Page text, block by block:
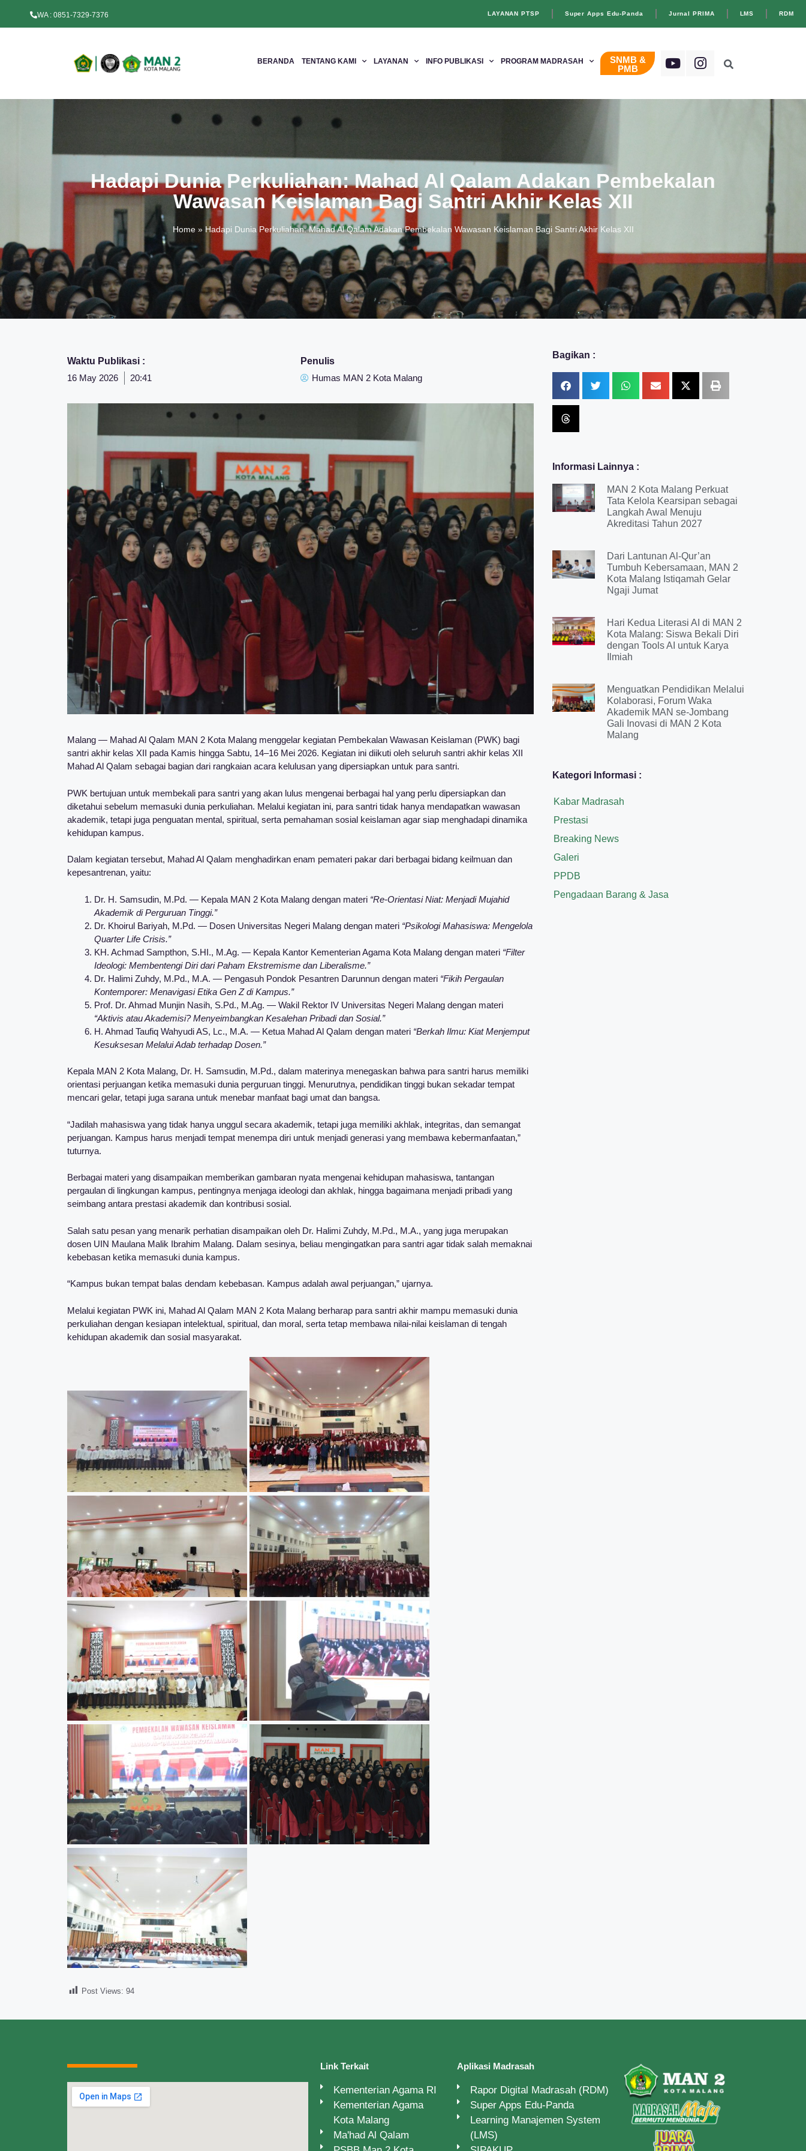
WA : 0851-7329-7376 LAYANAN PTSP Super Apps Edu-Panda Jurnal PRIMA LMS RDM
BERANDA TENTANG KAMI LAYANAN INFO PUBLIKASI PROGRAM MADRASAH
SNMB &
PMB
Hadapi Dunia Perkuliahan: Mahad Al Qalam Adakan Pembekalan
Wawasan Keislaman Bagi Santri Akhir Kelas XII
Home» Hadapi Dunia Perkuliahan: Mahad Al Qalam Adakan Pembekalan Wawasan Keislaman Bagi Santri Akhir Kelas XII
Waktu Publikasi :
16 May 2026
20:41
Penulis
Humas MAN 2 Kota Malang
Malang — Mahad Al Qalam MAN 2 Kota Malang menggelar kegiatan Pembekalan Wawasan Keislaman (PWK) bagi
santri akhir kelas XII pada Kamis hingga Sabtu, 14–16 Mei 2026. Kegiatan ini diikuti oleh seluruh santri akhir kelas XII
Mahad Al Qalam sebagai bagian dari rangkaian acara kelulusan yang dipersiapkan untuk para santri.
PWK bertujuan untuk membekali para santri yang akan lulus mengenai berbagai hal yang perlu dipersiapkan dan
diketahui sebelum memasuki dunia perkuliahan. Melalui kegiatan ini, para santri tidak hanya mendapatkan wawasan
akademik, tetapi juga penguatan mental, spiritual, serta pemahaman sosial keislaman agar siap menghadapi dinamika
kehidupan kampus.
Dalam kegiatan tersebut, Mahad Al Qalam menghadirkan enam pemateri pakar dari berbagai bidang keilmuan dan
kepesantrenan, yaitu:
Dr. H. Samsudin, M.Pd. — Kepala MAN 2 Kota Malang dengan materi “Re-Orientasi Niat: Menjadi Mujahid
Akademik di Perguruan Tinggi.”
Dr. Khoirul Bariyah, M.Pd. — Dosen Universitas Negeri Malang dengan materi “Psikologi Mahasiswa: Mengelola
Quarter Life Crisis.”
KH. Achmad Sampthon, S.HI., M.Ag. — Kepala Kantor Kementerian Agama Kota Malang dengan materi “Filter
Ideologi: Membentengi Diri dari Paham Ekstremisme dan Liberalisme.”
Dr. Halimi Zuhdy, M.Pd., M.A. — Pengasuh Pondok Pesantren Darunnun dengan materi “Fikih Pergaulan
Kontemporer: Menavigasi Etika Gen Z di Kampus.”
Prof. Dr. Ahmad Munjin Nasih, S.Pd., M.Ag. — Wakil Rektor IV Universitas Negeri Malang dengan materi
“Aktivis atau Akademisi? Menyeimbangkan Kesalehan Pribadi dan Sosial.”
H. Ahmad Taufiq Wahyudi AS, Lc., M.A. — Ketua Mahad Al Qalam dengan materi “Berkah Ilmu: Kiat Menjemput
Kesuksesan Melalui Adab terhadap Dosen.”
Kepala MAN 2 Kota Malang, Dr. H. Samsudin, M.Pd., dalam materinya menegaskan bahwa para santri harus memiliki
orientasi perjuangan ketika memasuki dunia perguruan tinggi. Menurutnya, pendidikan tinggi bukan sekadar tempat
mencari gelar, tetapi juga sarana untuk menebar manfaat bagi umat dan bangsa.
“Jadilah mahasiswa yang tidak hanya unggul secara akademik, tetapi juga memiliki akhlak, integritas, dan semangat
perjuangan. Kampus harus menjadi tempat menempa diri untuk menjadi generasi yang membawa kebermanfaatan,”
tuturnya.
Berbagai materi yang disampaikan memberikan gambaran nyata mengenai kehidupan mahasiswa, tantangan
pergaulan di lingkungan kampus, pentingnya menjaga ideologi dan akhlak, hingga bagaimana menjadi pribadi yang
seimbang antara prestasi akademik dan kontribusi sosial.
Salah satu pesan yang menarik perhatian disampaikan oleh Dr. Halimi Zuhdy, M.Pd., M.A., yang juga merupakan
dosen UIN Maulana Malik Ibrahim Malang. Dalam sesinya, beliau mengingatkan para santri agar tidak salah memaknai
kebebasan ketika memasuki dunia kampus.
“Kampus bukan tempat balas dendam kebebasan. Kampus adalah awal perjuangan,” ujarnya.
Melalui kegiatan PWK ini, Mahad Al Qalam MAN 2 Kota Malang berharap para santri akhir mampu memasuki dunia
perkuliahan dengan kesiapan intelektual, spiritual, dan moral, serta tetap membawa nilai-nilai keislaman di tengah
kehidupan akademik dan sosial masyarakat.
Post Views: 94
Bagikan :
Informasi Lainnya :
MAN 2 Kota Malang Perkuat
Tata Kelola Kearsipan sebagai
Langkah Awal Menuju
Akreditasi Tahun 2027
Dari Lantunan Al-Qur’an
Tumbuh Kebersamaan, MAN 2
Kota Malang Istiqamah Gelar
Ngaji Jumat
Hari Kedua Literasi AI di MAN 2
Kota Malang: Siswa Bekali Diri
dengan Tools AI untuk Karya
Ilmiah
Menguatkan Pendidikan Melalui
Kolaborasi, Forum Waka
Akademik MAN se-Jombang
Gali Inovasi di MAN 2 Kota
Malang
Kategori Informasi :
Kabar Madrasah
Prestasi
Breaking News
Galeri
PPDB
Pengadaan Barang & Jasa
Link Terkait
Kementerian Agama RI
Kementerian Agama
Kota Malang
Ma'had Al Qalam
Aplikasi Madrasah
Rapor Digital Madrasah (RDM)
Super Apps Edu-Panda
Learning Manajemen System
(LMS)